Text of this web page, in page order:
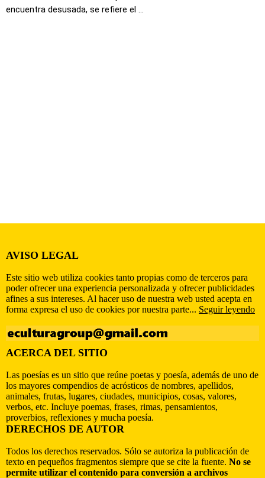
encuentra desusada, se refiere el ...
AVISO LEGAL
Este sitio web utiliza cookies tanto propias como de terceros para
poder ofrecer una experiencia personalizada y ofrecer publicidades
afines a sus intereses. Al hacer uso de nuestra web usted acepta en
forma expresa el uso de cookies por nuestra parte... Seguir leyendo
ACERCA DEL SITIO
Las poesías es un sitio que reúne poetas y poesía, además de uno de
los mayores compendios de acrósticos de nombres, apellidos,
animales, frutas, lugares, ciudades, municipios, cosas, valores,
verbos, etc. Incluye poemas, frases, rimas, pensamientos,
proverbios, reflexiones y mucha poesía.
DERECHOS DE AUTOR
Todos los derechos reservados. Sólo se autoriza la publicación de
texto en pequeños fragmentos siempre que se cite la fuente. No se
permite utilizar el contenido para conversión a archivos